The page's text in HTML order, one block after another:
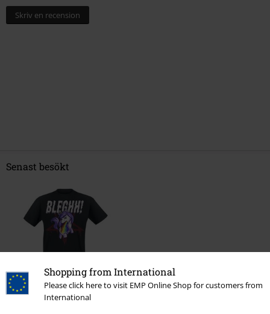
Shopping from International
Please click here to visit EMP Online Shop for customers from
International
Skriv en recension
Senast besökt
32% RABATT
rek-pris Från299:-